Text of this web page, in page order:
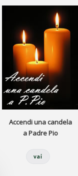
Accendi una candela
a Padre Pio
vai